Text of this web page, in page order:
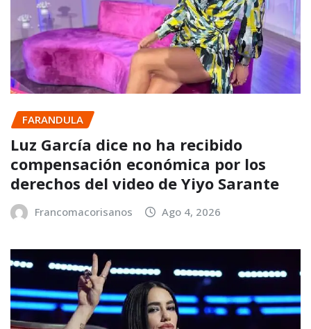
FARANDULA
Luz García dice no ha recibido
compensación económica por los
derechos del video de Yiyo Sarante
Francomacorisanos Ago 4, 2026